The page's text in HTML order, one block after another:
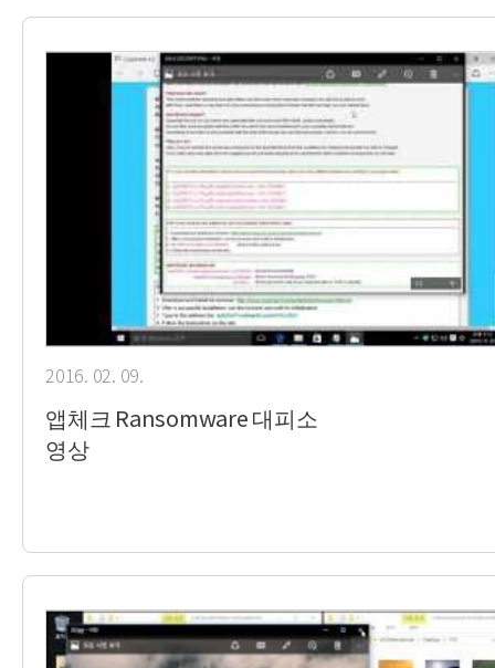
2016. 02. 09.
앱체크 Ransomware 대피소
영상